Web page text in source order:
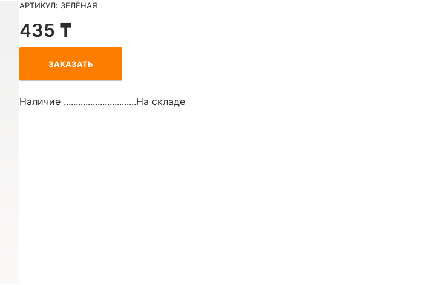
АРТИКУЛ: ЗЕЛЁНАЯ
435 ₸
ЗАКАЗАТЬ
Наличие ..............................На складе